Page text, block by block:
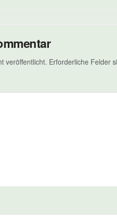
veröffentlicht. Erforderliche Felder